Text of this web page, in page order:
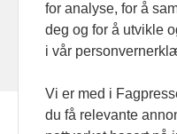
for analyse, for å
deg og for å utvikle
i vår
Vi er med i
du få relevante